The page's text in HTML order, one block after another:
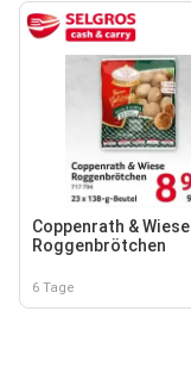
Coppenrath & Wiese
Roggenbrötchen
6 Tage